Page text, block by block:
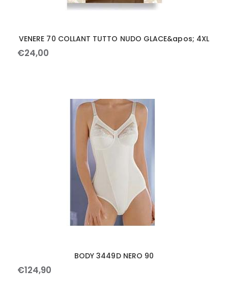
VENERE 70 COLLANT TUTTO NUDO GLACE&apos; 4XL
€24,00
BODY 3449D NERO 90
€124,90